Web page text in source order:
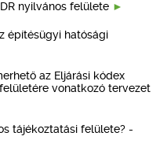
nyilvános felülete
építésügyi hatósági
az Eljárási kódex
vonatkozó tervezet
tájékoztatási felülete? -